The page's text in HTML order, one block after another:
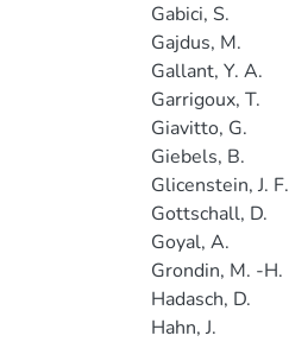
Gabici, S.
Gajdus, M.
Gallant, Y. A.
Garrigoux, T.
Giavitto, G.
Giebels, B.
Glicenstein, J. F.
Gottschall, D.
Goyal, A.
Grondin, M. -H.
Hadasch, D.
Hahn, J.